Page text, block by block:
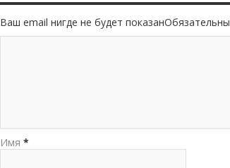
Ваш email нигде не будет
Имя *